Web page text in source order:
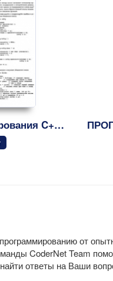
Язык программирования C++ Part 002
от
CoderNet Team
ответы на Ваши